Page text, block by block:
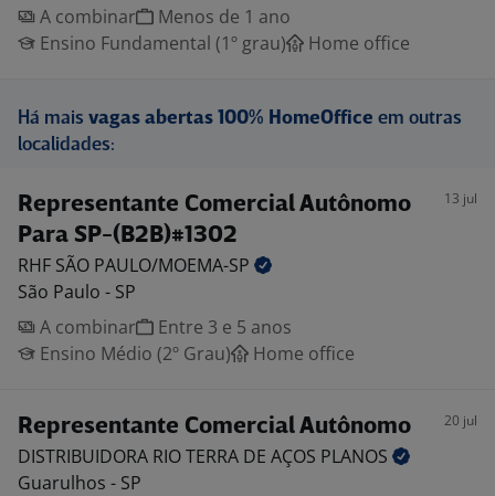
A combinar
Menos de 1 ano
Ensino Fundamental (1º grau)
Home office
Há mais vagas abertas 100% HomeOffice em outras
localidades:
Representante Comercial Autônomo
Para SP-(B2B)#1302
13 jul
RHF SÃO PAULO/MOEMA-SP
São Paulo - SP
A combinar
Entre 3 e 5 anos
Ensino Médio (2º Grau)
Home office
Representante Comercial Autônomo 20 jul
DISTRIBUIDORA RIO TERRA DE AÇOS PLANOS
Guarulhos - SP